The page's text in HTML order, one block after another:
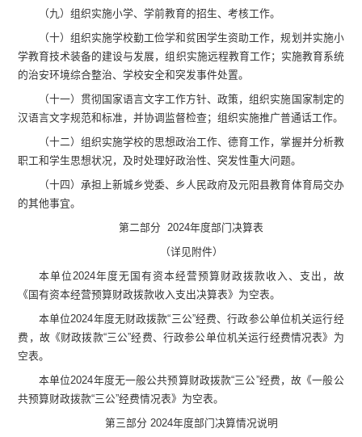
（九）组织实施小学、学前教育的招生、考核工作。
（十）组织实施学校勤工俭学和贫困学生资助工作，规划并实施小
学教育技术装备的建设与发展，组织实施远程教育工作；实施教育系统
的治安环境综合整治、学校安全和突发事件处置。
（十一）贯彻国家语言文字工作方针、政策，组织实施国家制定的
汉语言文字规范和标准，并协调监督检查；组织实施推广普通话工作。
（十二）组织实施学校的思想政治工作、德育工作，掌握并分析教
职工和学生思想状况，及时处理好政治性、突发性重大问题。
（十四）承担上新城乡党委、乡人民政府及元阳县教育体育局交办
的其他事宜。
第二部分
2024年度部门决算表
（详见附件）
本单位2024年度无国有资本经营预算财政拨款收入、支出，故
《国有资本经营预算财政拨款收入支出决算表》为空表。
本单位2024年度无财政拨款“三公”经费、行政参公单位机关运行经
费，故《财政拨款“三公”经费、行政参公单位机关运行经费情况表》为
空表。
本单位2024年度无一般公共预算财政拨款“三公”经费，故《一般公
共预算财政拨款“三公”经费情况表》为空表。
第三部分 2024年度部门决算情况说明